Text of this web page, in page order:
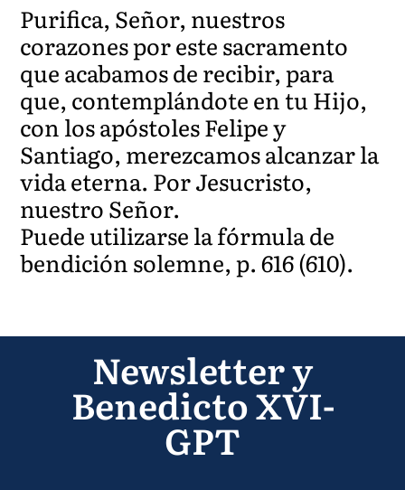
Purifica, Señor, nuestros
corazones por este sacramento
que acabamos de recibir, para
que, contemplándote en tu Hijo,
con los apóstoles Felipe y
Santiago, merezcamos alcanzar la
vida eterna. Por Jesucristo,
nuestro Señor.
Puede utilizarse la fórmula de
bendición solemne, p. 616 (610).
Newsletter y
Benedicto XVI-
GPT